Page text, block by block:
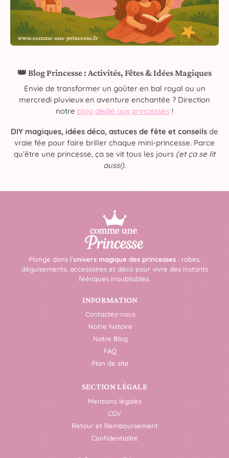
👑 Blog Princesse : Activités, Fêtes & Idées Magiques
Envie de transformer un goûter en bal royal ou un
mercredi pluvieux en aventure enchantée ? Direction
notre blog dédié aux princesses !
DIY magiques, idées déco, astuces de fête et conseils de
vraie fée pour faire briller chaque mini-princesse. Parce
qu’être une princesse, ça se vit tous les jours (et ça se lit
aussi).
Plonge dans l’univers magique des princesses: robes,
déguisements, accessoires et déco pour vivre des instants
féériques inoubliables.
INFORMATION
Contactez-nous
Notre histoire
Notre Blog
FAQ
Plan de site
SECTION LÉGALE
Mentions légales
CGV
Retour et Remboursement
Confidentialité